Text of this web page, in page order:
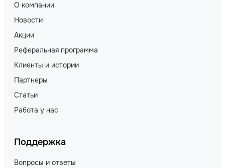
О компании
Новости
Акции
Реферальная программа
Клиенты и истории
Партнеры
Статьи
Работа у нас
Поддержка
Вопросы и ответы